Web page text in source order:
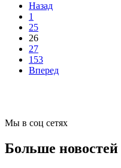
Назад
1
25
26
27
153
Вперед
Мы в соц сетях
Больше новостей